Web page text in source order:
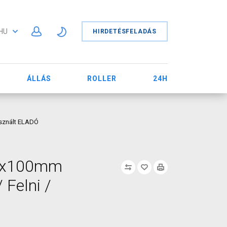
HIRDETÉSFELADÁS
ÁLLÁS ROLLER 24H
ELADÓ
Felni /